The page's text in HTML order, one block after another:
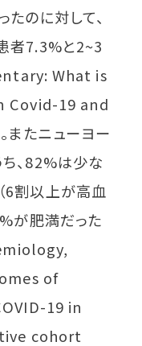
のに対して、
者7.3%と2~3
What is
19 and
たニューヨー
、82%は少な
6割以上が高血
が肥満だった
of
19 in
cohort